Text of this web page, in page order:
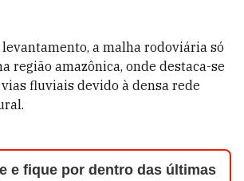
levantamento, a malha rodoviária só
região amazônica, onde destaca-se
fluviais devido à densa rede
e fique por dentro das últimas